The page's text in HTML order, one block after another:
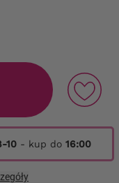
10 - kup do 16:00